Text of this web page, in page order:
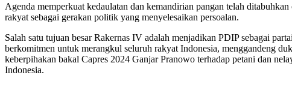
Agenda memperkuat kedaulatan dan kemandirian pangan telah
rakyat sebagai gerakan politik yang menyelesaikan persoalan.
Salah satu tujuan besar Rakernas IV adalah menjadikan PDIP sebagai
berkomitmen untuk merangkul seluruh rakyat Indonesia, menggandeng
keberpihakan bakal Capres 2024 Ganjar Pranowo terhadap petani dan
Indonesia.